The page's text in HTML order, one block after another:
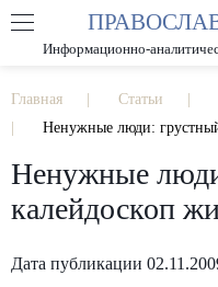
Информационно-
Главная Статьи
Ненужные люди:
Ненужные
калейдоскоп
Дата публикации